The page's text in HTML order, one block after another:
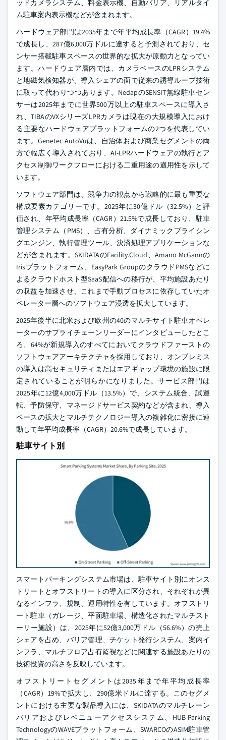
ッドカメラシステム、料金表示機、自動バリア、リアルタイ
ム駐車案内表示機などが含まれます。
ハードウェア部門は2035年まで年平均成長率（CAGR）19.4%
で成長し、287億6,000万ドルに達すると予測されており、セ
ンサー搭載駐車スペースの世界的な拡大が原動力となってい
ます。ハードウェア層内では、カメラベースのLPRシステム
と地磁気検知器が、導入シェアの面で従来の誘導ループ技術
に取って代わりつつあります。NedapのSENSIT無線駐車セン
サーは2025年までに世界500万以上の駐車スペースに導入さ
れ、TIBAのVXシリーズLPRカメラは現在の大規模導入におけ
る主要なハードウェアプラットフォームの2つを代表してい
ます。Genetec AutoVuは、自治体および商業セグメントの両
方で幅広く導入されており、AI-LPRハードウェアの執行とア
クセス制御ワークフローにおける二重用途の適用性を示して
います。
ソフトウェア部門は、競争力の観点から戦略的に最も重要な
構成要素カテゴリーです。2025年に30億ドル（32.5%）と評
価され、年平均成長率（CAGR）21.5%で成長しており、駐車
管理システム（PMS）、占有分析、ダイナミックプライシン
グエンジン、執行管理ツール、決済処理アプリケーションな
どが含まれます。SKIDATAのFacility.Cloud、Amano McGannの
Irisプラットフォーム、EasyPark GroupのクラウドPMSなどに
よるクラウドホスト型SaaS配信への移行が、平均施設あたり
の収益を加速させ、これまで手動プロセスに依存していたオ
ペレーター層へのソフトウェア浸透を拡大しています。
2025年後半に北米および欧州の40のマルチサイト駐車オペレ
ーターのサプライチェーンリーダーにインタビューしたとこ
ろ、64%が新規導入のすべてにおいてクラウドファーストの
ソフトウェアアーキテクチャを採用しており、オンプレミス
の導入は高セキュリティまたはエアギャップ環境の施設に限
定されていることが明らかになりました。サービス部門は
2025年に12億4,000万ドル（13.5%）で、システム統合、試運
転、予防保守、マネージドサービス契約などが含まれ、導入
ベースの拡大とマルチテクノロジー導入の複雑化に密接に連
動して年平均成長率（CAGR）20.6%で成長しています。
駐車サイト別
スマートパーキングシステム市場は、駐車サイト別にオンス
トリートとオフストリートの導入に区分され、それぞれが異
なるインフラ、規制、運用特性を有しています。オフストリ
ート駐車（ガレージ、平面駐車場、構造化されたマルチスト
ーリー施設）は、2025年に52億3,000万ドル（56.6%）の売上
シェアを占め、バリア管理、チケット発行システム、案内イ
ンフラ、マルチフロア占有監視などに関連する施設あたりの
技術投資の高さを反映しています。
オフストリートセグメントは2035年まで年平均成長率
（CAGR）19%で拡大し、290億米ドルに達する。このセグメ
ントにおける主要な製品導入には、SKIDATAのマルチレーン
バリアおよびレベニューアクセスシステム、HUB Parking
TechnologyのWAVEプラットフォーム、SWARCOのASIM駐車管